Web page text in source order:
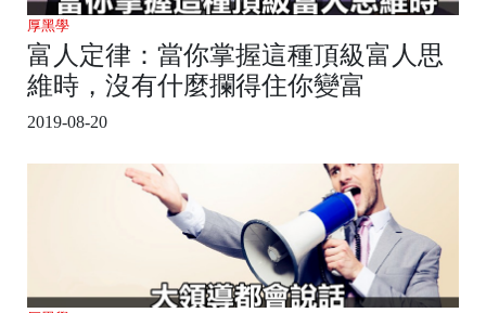
厚黑學
富人定律：當你掌握這種頂級富人思
維時，沒有什麼攔得住你變富
2019-08-20